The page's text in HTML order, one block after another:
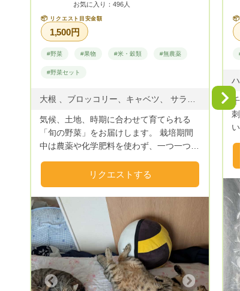
お気に入り：496人
📦 リクエスト目安金額
1,500円
#野菜 #果物 #米・穀類 #無農薬
#野菜セット
気候、土地、時期に合わせて育てられる
「旬の野菜」をお届けします。 栽培期間
中は農薬や化学肥料を使わず、一つ一つ大
こっとお手伝い させていただきます
m(__)m 送料は別となりますのでご理解よ
ろしく お願いいたしますm(_ _)m 送料込
みもどうぞお気軽にご相談くださいませ
m(_ _)m
リクエストする
Next
📦
Previous
Next